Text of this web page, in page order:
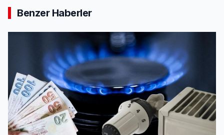
Benzer Haberler